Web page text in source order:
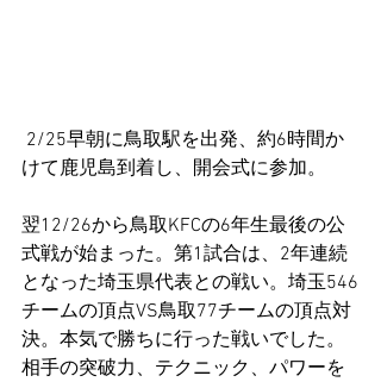
けて鹿児島到着し、開会式に参加。
翌12/26から鳥取KFCの6年生最後の公
式戦が始まった。第1試合は、2年連続
となった埼玉県代表との戦い。埼玉546
チームの頂点VS鳥取77チームの頂点対
決。本気で勝ちに行った戦いでした。
相手の突破力、テクニック、パワーを